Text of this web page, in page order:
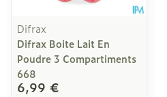
Difrax
Difrax Boite Lait En
Poudre 3 Compartiments
668
6,99 €